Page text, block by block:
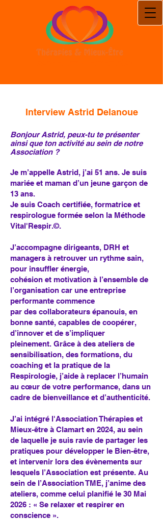
InterviewAstrid Delanoue
Bonjour Astrid, peux-tu te présenter
ainsi que ton activité au sein de notre
Association ?
Je m’appelle Astrid, j’ai 51 ans. Je suis
mariée et maman d’un jeune garçon de
13 ans.
Je suis Coach certifiée, formatrice et
respirologue formée selon la Méthode
Vital'Respir.©.
J’accompagne dirigeants, DRH et
managers à retrouver un rythme sain,
pour insuffler énergie,
cohésion et motivation à l’ensemble de
l’organisation car une entreprise
performante commence
par des collaborateurs épanouis, en
bonne santé, capables de coopérer,
d’innover et de s’impliquer
pleinement. Grâce à des ateliers de
sensibilisation, des formations, du
coaching et la pratique de la
Respirologie, j’aide à replacer l’humain
au cœur de votre performance, dans un
cadre de bienveillance et d’authenticité.
J’ai intégré l'Association Thérapies et
Mieux-être à Clamart en 2024, au sein
de laquelle je suis ravie de partager les
pratiques pour développer le Bien-être,
et intervenir lors des évènements sur
lesquels l’Association est présente. Au
sein de l’Association TME, j’anime des
ateliers, comme celui planifié le 30 Mai
2026 : « Se relaxer et respirer en
conscience ».